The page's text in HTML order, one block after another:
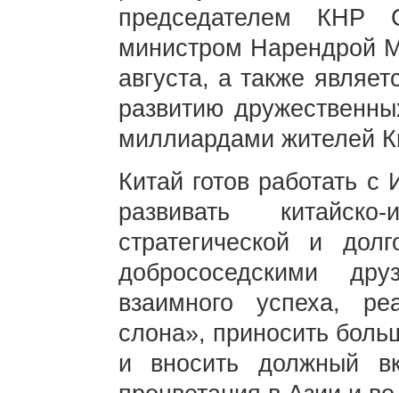
председателем КНР
министром Нарендрой
августа, а также
развитию
миллиардами жителей
Китай готов работать
развивать
стратегической и
добрососедскими
взаимного успеха,
слона», приносить
и вносить должный